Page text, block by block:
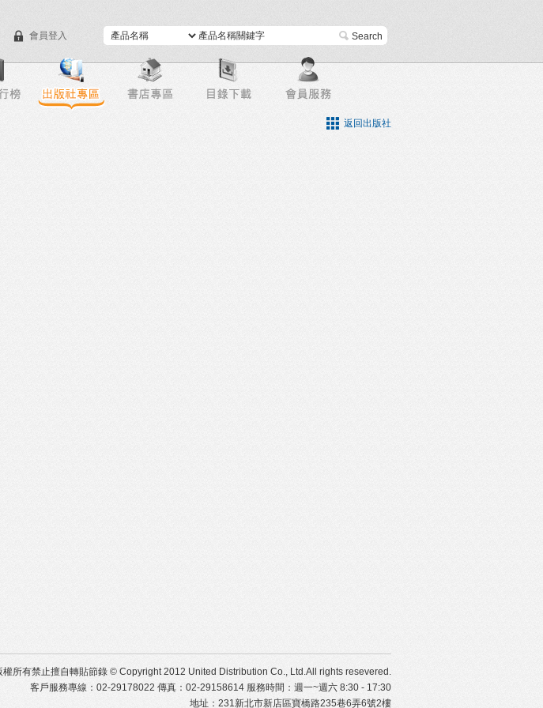
會員登入 進階搜尋
返回出版社
權所有禁止擅自轉貼節錄 © Copyright 2012 United Distribution Co., Ltd.All rights resevered.
客戶服務專線：02-29178022 傳真：02-29158614 服務時間：週一~週六 8:30 - 17:30
地址：231新北市新店區寶橋路235巷6弄6號2樓